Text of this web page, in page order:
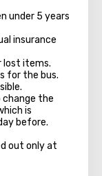
under 5 years
insurance
lost items.
for the bus.
the
is
before.
out only at